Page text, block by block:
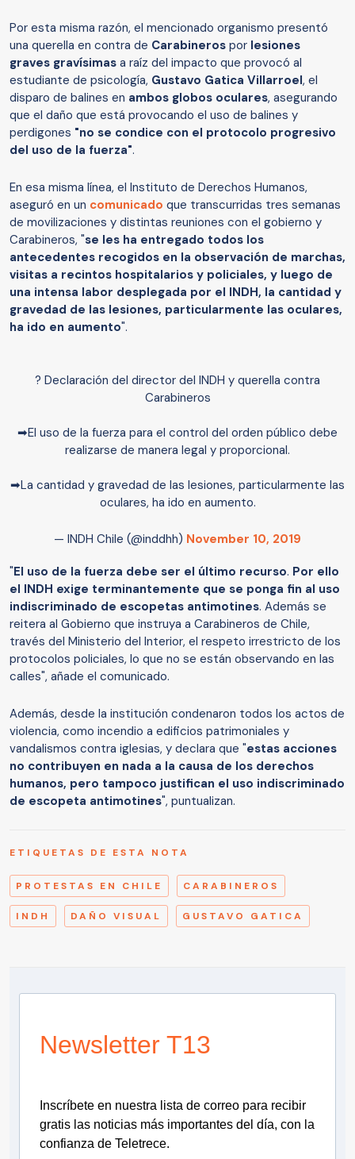
Por esta misma razón, el mencionado organismo presentó
una querella en contra de Carabineros por lesiones
graves gravísimas a raíz del impacto que provocó al
estudiante de psicología, Gustavo Gatica Villarroel, el
disparo de balines en ambos globos oculares, asegurando
que el daño que está provocando el uso de balines y
perdigones "no se condice con el protocolo progresivo
del uso de la fuerza".
En esa misma línea, el Instituto de Derechos Humanos,
aseguró en un comunicado que transcurridas tres semanas
de movilizaciones y distintas reuniones con el gobierno y
Carabineros, "se les ha entregado todos los
antecedentes recogidos en la observación de marchas,
visitas a recintos hospitalarios y policiales, y luego de
una intensa labor desplegada por el INDH, la cantidad y
gravedad de las lesiones, particularmente las oculares,
ha ido en aumento".
? Declaración del director del INDH y querella contra
Carabineros
➡El uso de la fuerza para el control del orden público debe
realizarse de manera legal y proporcional.
➡La cantidad y gravedad de las lesiones, particularmente las
oculares, ha ido en aumento.
— INDH Chile (@inddhh) November 10, 2019
"El uso de la fuerza debe ser el último recurso. Por ello
el INDH exige terminantemente que se ponga fin al uso
indiscriminado de escopetas antimotines. Además se
reitera al Gobierno que instruya a Carabineros de Chile,
través del Ministerio del Interior, el respeto irrestricto de los
protocolos policiales, lo que no se están observando en las
calles", añade el comunicado.
Además, desde la institución condenaron todos los actos de
violencia, como incendio a edificios patrimoniales y
vandalismos contra iglesias, y declara que "estas acciones
no contribuyen en nada a la causa de los derechos
humanos, pero tampoco justifican el uso indiscriminado
de escopeta antimotines", puntualizan.
ETIQUETAS DE ESTA NOTA
PROTESTAS EN CHILE CARABINEROS
INDH DAÑO VISUAL GUSTAVO GATICA
Newsletter T13
Inscríbete en nuestra lista de correo para recibir
gratis las noticias más importantes del día, con la
confianza de Teletrece.